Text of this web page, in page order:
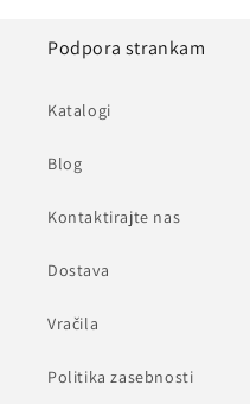
Podpora strankam
Katalogi
Blog
Kontaktirajte nas
Dostava
Vračila
Politika zasebnosti